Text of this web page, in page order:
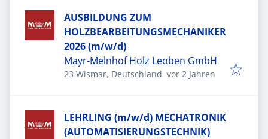
AUSBILDUNG ZUM
HOLZBEARBEITUNGSMECHANIKER
2026 (m/w/d)
Mayr-Melnhof Holz Leoben GmbH
23 Wismar, Deutschland Veröffentlicht
vor 2 Jahren
LEHRLING (m/w/d) MECHATRONIK
(AUTOMATISIERUNGSTECHNIK)